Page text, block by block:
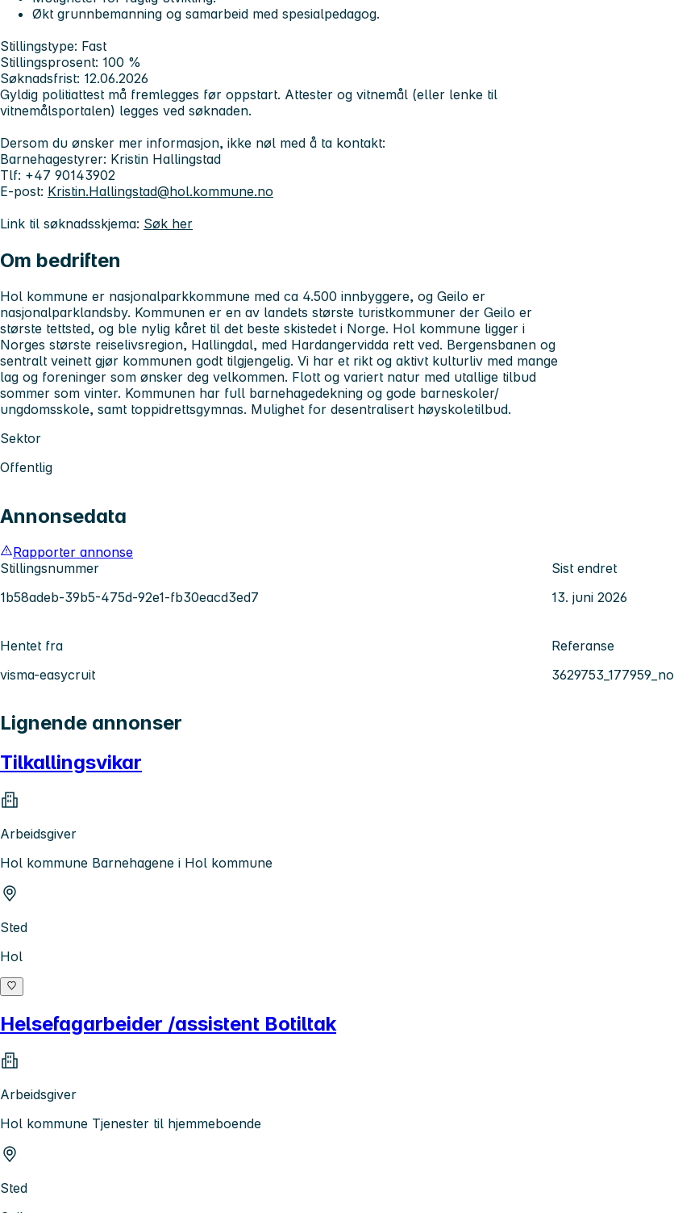
Økt grunnbemanning og samarbeid med spesialpedagog.
Stillingstype: Fast
Stillingsprosent: 100 %
Søknadsfrist: 12.06.2026
Gyldig politiattest må fremlegges før oppstart. Attester og vitnemål (eller lenke til
vitnemålsportalen) legges ved søknaden.
Dersom du ønsker mer informasjon, ikke nøl med å ta kontakt:
Barnehagestyrer: Kristin Hallingstad
Tlf: +47 90143902
E-post: Kristin.Hallingstad@hol.kommune.no
Link til søknadsskjema: Søk her
Om bedriften
Hol kommune er nasjonalparkkommune med ca 4.500 innbyggere, og Geilo er
nasjonalparklandsby. Kommunen er en av landets største turistkommuner der Geilo er
største tettsted, og ble nylig kåret til det beste skistedet i Norge. Hol kommune ligger i
Norges største reiselivsregion, Hallingdal, med Hardangervidda rett ved. Bergensbanen og
sentralt veinett gjør kommunen godt tilgjengelig. Vi har et rikt og aktivt kulturliv med mange
lag og foreninger som ønsker deg velkommen. Flott og variert natur med utallige tilbud
sommer som vinter. Kommunen har full barnehagedekning og gode barneskoler/
ungdomsskole, samt toppidrettsgymnas. Mulighet for desentralisert høyskoletilbud.
Sektor
Offentlig
Annonsedata
Rapporter annonse
Stillingsnummer
1b58adeb-39b5-475d-92e1-fb30eacd3ed7
Sist endret
13. juni 2026
Hentet fra
visma-easycruit
Referanse
3629753_177959_no
Lignende annonser
Tilkallingsvikar
Arbeidsgiver
Hol kommune Barnehagene i Hol kommune
Sted
Hol
Helsefagarbeider /assistent Botiltak
Arbeidsgiver
Hol kommune Tjenester til hjemmeboende
Sted